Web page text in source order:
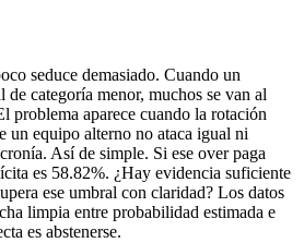
seduce demasiado. Cuando un
categoría menor, muchos se van al
problema aparece cuando la rotación
un equipo alterno no ataca igual ni
Así de simple. Si ese over paga
es 58.82%. ¿Hay evidencia suficiente
ese umbral con claridad? Los datos
limpia entre probabilidad estimada e
es abstenerse.